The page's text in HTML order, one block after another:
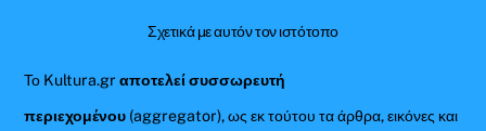
Σχετικά με αυτόν τον ιστότοπο
Το Kultura.grαποτελεί συσσωρευτή
περιεχομένου (aggregator), ως εκ τούτου τα άρθρα, εικόνες και